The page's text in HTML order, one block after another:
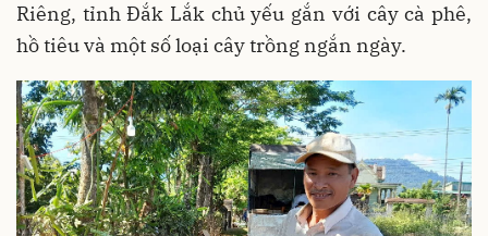
Riêng, tỉnh Đắk Lắk chủ yếu gắn với cây cà phê,
hồ tiêu và một số loại cây trồng ngắn ngày.